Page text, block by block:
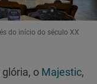
do início do século XX
o Majestic,